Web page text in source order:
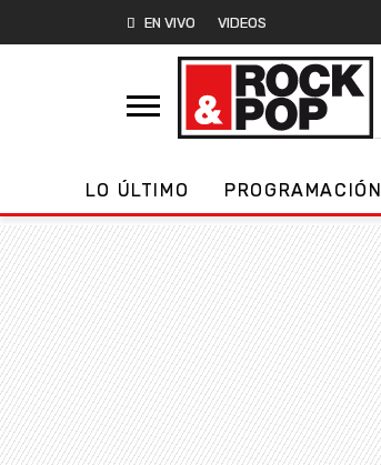
EN VIVO VIDEOS
LO ÚLTIMO PROGRAMACIÓN